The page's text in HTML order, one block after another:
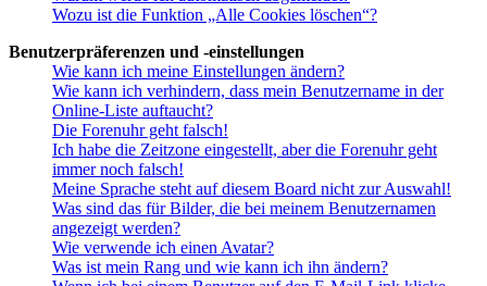
Wozu ist die Funktion „Alle Cookies löschen“?
Benutzerpräferenzen und -einstellungen
Wie kann ich meine Einstellungen ändern?
Wie kann ich verhindern, dass mein Benutzername in der
Online-Liste auftaucht?
Die Forenuhr geht falsch!
Ich habe die Zeitzone eingestellt, aber die Forenuhr geht
immer noch falsch!
Meine Sprache steht auf diesem Board nicht zur Auswahl!
Was sind das für Bilder, die bei meinem Benutzernamen
angezeigt werden?
Wie verwende ich einen Avatar?
Was ist mein Rang und wie kann ich ihn ändern?